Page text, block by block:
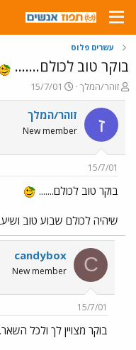
עשרים פלוס
בוקר טוב לכולם.......
פ
ו
ת
ח
ה
ש
א
זוהר/המלך
פ
ו
ר
ם
ר
15/7/01
ז זוהר/המלך
New member
15/7/01
בוקר טוב לכולם.......
שיהיה לכולם שבוע טוב
C
candybox
New member
15/7/01
בוקר מצויין לך ולכל